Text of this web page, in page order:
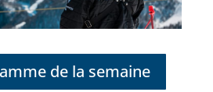
de la semaine